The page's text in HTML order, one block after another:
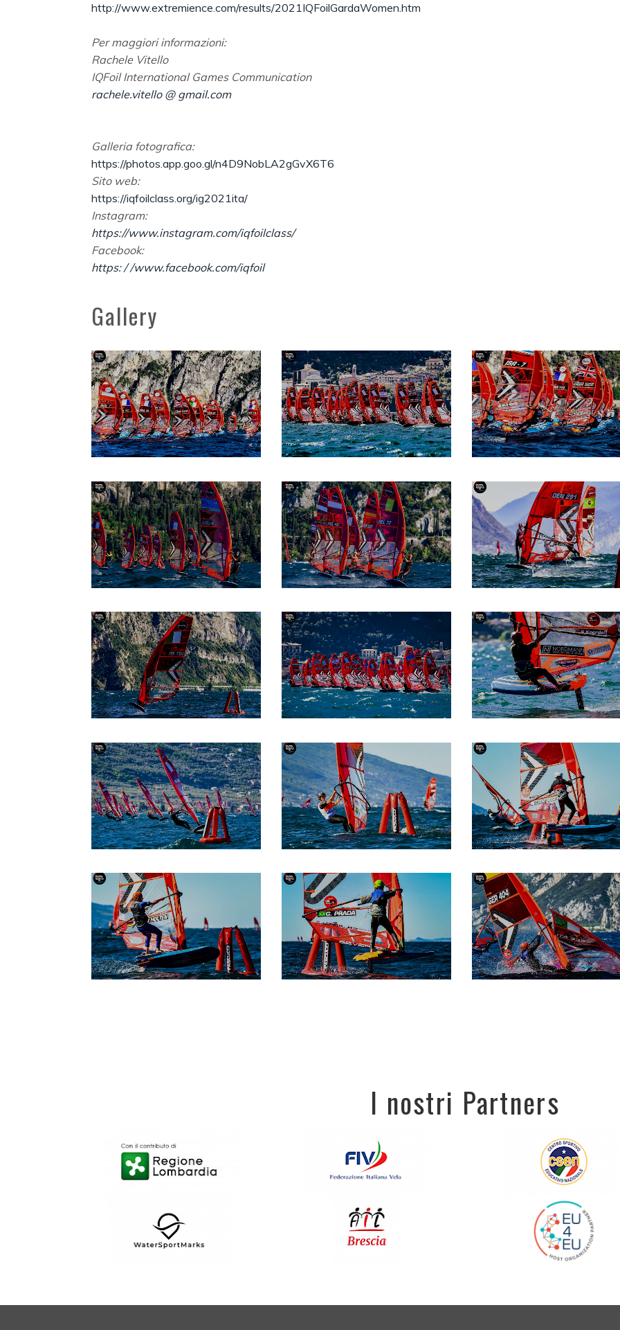
http://www.extremience.com/results/2021IQFoilGardaWomen.htm
Per maggiori informazioni:
Rachele Vitello
IQFoil International Games Communication
rachele.vitello @ gmail.com
Galleria fotografica:
https://photos.app.goo.gl/n4D9NobLA2gGvX6T6
Sito web:
https://iqfoilclass.org/ig2021ita/
Instagram:
https://www.instagram.com/iqfoilclass/
Facebook:
https: / /www.facebook.com/iqfoil
Gallery
I nostri Partners